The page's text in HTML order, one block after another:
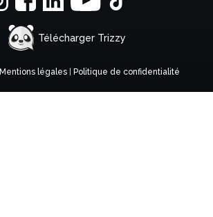
Télécharger Trizzy
Mentions légales Politique de confidentialité